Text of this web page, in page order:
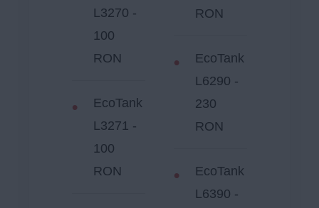
L3270 -
100
RON
EcoTank
L3271 -
100
RON
RON
EcoTank
L6290 -
230
RON
EcoTank
L6390 -